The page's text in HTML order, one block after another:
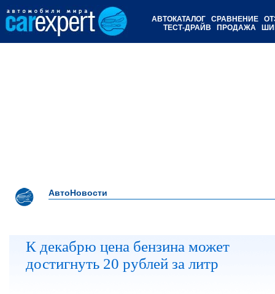
АВТОКАТАЛОГ СРАВНЕНИЕ
ТЕСТ-ДРАЙВ
ПРОДАЖА
АвтоНовости
К декабрю цена бензина может
достигнуть 20 рублей за литр